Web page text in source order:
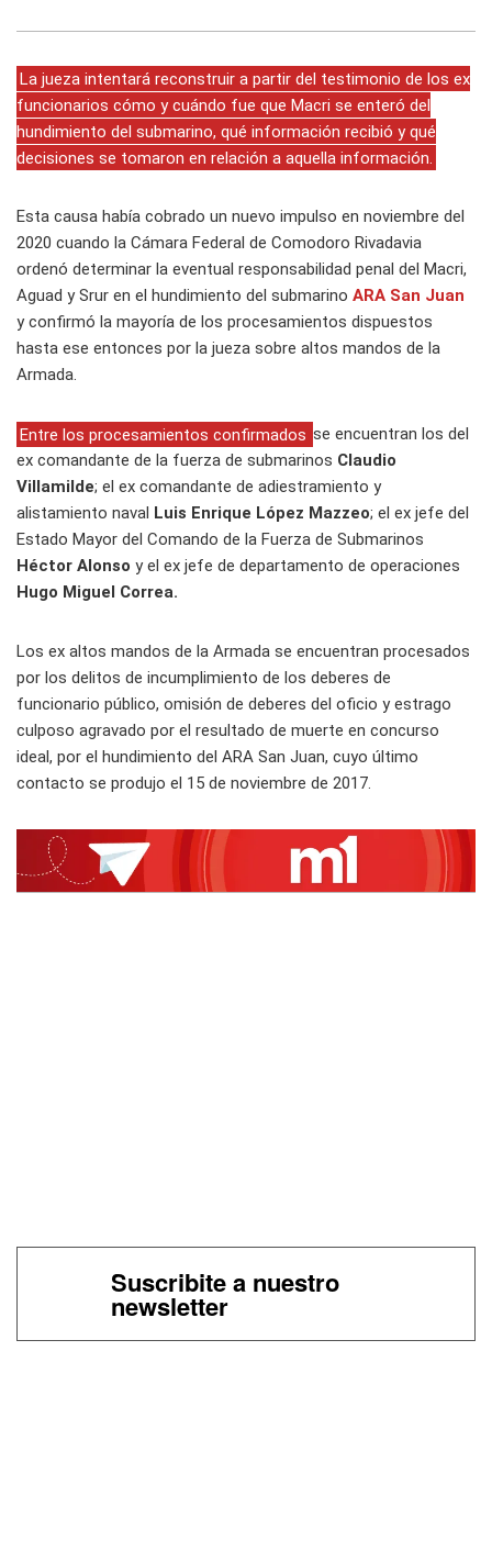
La jueza intentará reconstruir a partir del testimonio de los ex
funcionarios cómo y cuándo fue que Macri se enteró del
hundimiento del submarino, qué información recibió y qué
decisiones se tomaron en relación a aquella información.
Esta causa había cobrado un nuevo impulso en noviembre del
2020 cuando la Cámara Federal de Comodoro Rivadavia
ordenó determinar la eventual responsabilidad penal del Macri,
Aguad y Srur en el hundimiento del submarino ARA San Juan
y confirmó la mayoría de los procesamientos dispuestos
hasta ese entonces por la jueza sobre altos mandos de la
Armada.
Entre los procesamientos confirmados se encuentran los del
ex comandante de la fuerza de submarinos Claudio
Villamilde; el ex comandante de adiestramiento y
alistamiento naval Luis Enrique López Mazzeo; el ex jefe del
Estado Mayor del Comando de la Fuerza de Submarinos
Héctor Alonso y el ex jefe de departamento de operaciones
Hugo Miguel Correa.
Los ex altos mandos de la Armada se encuentran procesados
por los delitos de incumplimiento de los deberes de
funcionario público, omisión de deberes del oficio y estrago
culposo agravado por el resultado de muerte en concurso
ideal, por el hundimiento del ARA San Juan, cuyo último
contacto se produjo el 15 de noviembre de 2017.
Suscribite a nuestro
newsletter